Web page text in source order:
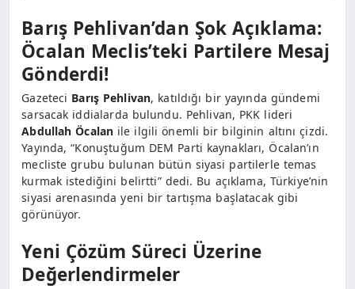
Barış Pehlivan’dan Şok Açıklama:
Öcalan Meclis’teki Partilere Mesaj
Gönderdi!
Gazeteci Barış Pehlivan, katıldığı bir yayında gündemi
sarsacak iddialarda bulundu. Pehlivan, PKK lideri
Abdullah Öcalan ile ilgili önemli bir bilginin altını çizdi.
Yayında, “Konuştuğum DEM Parti kaynakları, Öcalan’ın
mecliste grubu bulunan bütün siyasi partilerle temas
kurmak istediğini belirtti” dedi. Bu açıklama, Türkiye’nin
siyasi arenasında yeni bir tartışma başlatacak gibi
görünüyor.
Yeni Çözüm Süreci Üzerine
Değerlendirmeler